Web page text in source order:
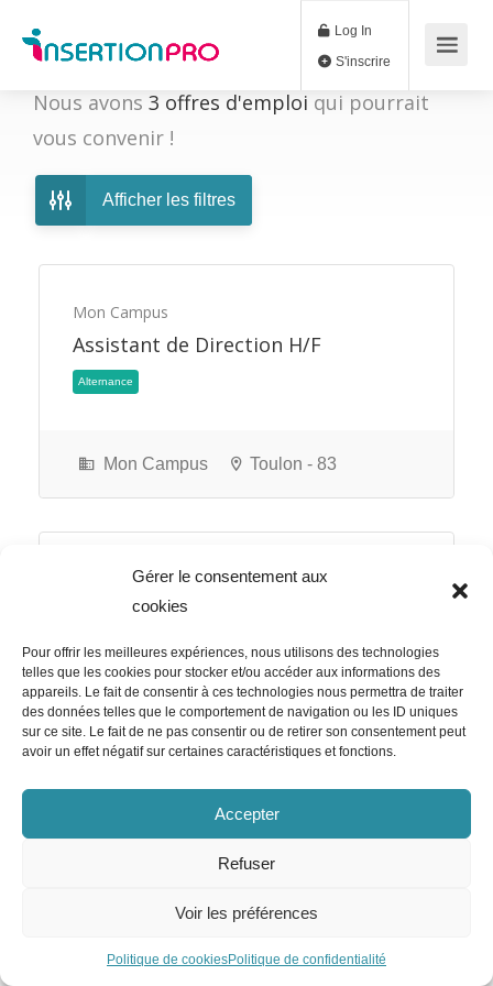
Gérer le consentement aux
cookies
Pour offrir les meilleures expériences, nous utilisons des technologies
telles que les cookies pour stocker et/ou accéder aux informations des
appareils. Le fait de consentir à ces technologies nous permettra de traiter
des données telles que le comportement de navigation ou les ID uniques
sur ce site. Le fait de ne pas consentir ou de retirer son consentement peut
avoir un effet négatif sur certaines caractéristiques et fonctions.
Accepter
Refuser
Voir les préférences
Politique de cookiesPolitique de confidentialité
Log In
Nous avons 3 offres d'emploi qui pourrait
vous convenir !
Afficher les filtres
Mon Campus
Assistant de Direction H/F
Mon Campus Toulon - 83
TFD Recrutement
Responsable Technique
Immobilier H/F
TFD Recrutement Toulon - 83
Consultant Immobilier –